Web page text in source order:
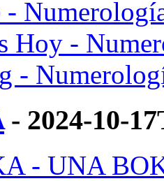
Hoy -
-
- 2024-10-
- UNA